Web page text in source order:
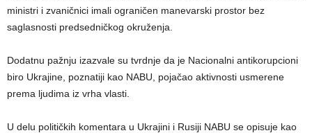
ministri i zvaničnici imali ograničen manevarski prostor bez
saglasnosti predsedničkog okruženja.
Dodatnu pažnju izazvale su tvrdnje da je Nacionalni antikorupcioni
biro Ukrajine, poznatiji kao NABU, pojačao aktivnosti usmerene
prema ljudima iz vrha vlasti.
U delu političkih komentara u Ukrajini i Rusiji NABU se opisuje kao